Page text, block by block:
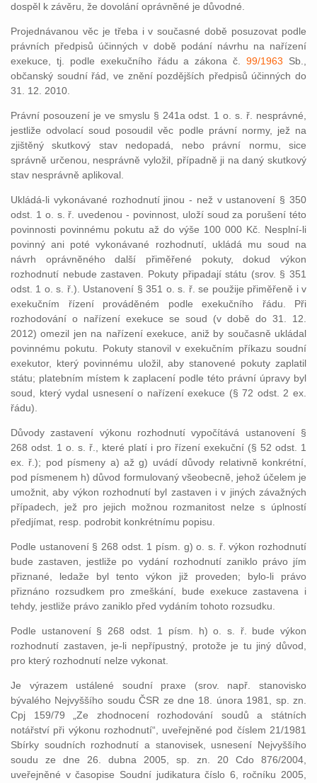
dospěl k závěru, že dovolání oprávněné je důvodné.
Projednávanou věc je třeba i v současné době posuzovat podle
právních předpisů účinných v době podání návrhu na nařízení
exekuce, tj. podle exekučního řádu a zákona č.99/1963 Sb.,
občanský soudní řád, ve znění pozdějších předpisů účinných do
31. 12. 2010.
Právní posouzení je ve smyslu § 241a odst. 1 o. s. ř. nesprávné,
jestliže odvolací soud posoudil věc podle právní normy, jež na
zjištěný skutkový stav nedopadá, nebo právní normu, sice
správně určenou, nesprávně vyložil, případně ji na daný skutkový
stav nesprávně aplikoval.
Ukládá-li vykonávané rozhodnutí jinou - než v ustanovení § 350
odst. 1 o. s. ř. uvedenou - povinnost, uloží soud za porušení této
povinnosti povinnému pokutu až do výše 100 000 Kč. Nesplní-li
povinný ani poté vykonávané rozhodnutí, ukládá mu soud na
návrh oprávněného další přiměřené pokuty, dokud výkon
rozhodnutí nebude zastaven. Pokuty připadají státu (srov. § 351
odst. 1 o. s. ř.). Ustanovení § 351 o. s. ř. se použije přiměřeně i v
exekučním řízení prováděném podle exekučního řádu. Při
rozhodování o nařízení exekuce se soud (v době do 31. 12.
2012) omezil jen na nařízení exekuce, aniž by současně ukládal
povinnému pokutu. Pokuty stanovil v exekučním příkazu soudní
exekutor, který povinnému uložil, aby stanovené pokuty zaplatil
státu; platebním místem k zaplacení podle této právní úpravy byl
soud, který vydal usnesení o nařízení exekuce (§ 72 odst. 2 ex.
řádu).
Důvody zastavení výkonu rozhodnutí vypočítává ustanovení §
268 odst. 1 o. s. ř., které platí i pro řízení exekuční (§ 52 odst. 1
ex. ř.); pod písmeny a) až g) uvádí důvody relativně konkrétní,
pod písmenem h) důvod formulovaný všeobecně, jehož účelem je
umožnit, aby výkon rozhodnutí byl zastaven i v jiných závažných
případech, jež pro jejich možnou rozmanitost nelze s úplností
předjímat, resp. podrobit konkrétnímu popisu.
Podle ustanovení § 268 odst. 1 písm. g) o. s. ř. výkon rozhodnutí
bude zastaven, jestliže po vydání rozhodnutí zaniklo právo jím
přiznané, ledaže byl tento výkon již proveden; bylo-li právo
přiznáno rozsudkem pro zmeškání, bude exekuce zastavena i
tehdy, jestliže právo zaniklo před vydáním tohoto rozsudku.
Podle ustanovení § 268 odst. 1 písm. h) o. s. ř. bude výkon
rozhodnutí zastaven, je-li nepřípustný, protože je tu jiný důvod,
pro který rozhodnutí nelze vykonat.
Je výrazem ustálené soudní praxe (srov. např. stanovisko
bývalého Nejvyššího soudu ČSR ze dne 18. února 1981, sp. zn.
Cpj 159/79 „Ze zhodnocení rozhodování soudů a státních
notářství při výkonu rozhodnutí“, uveřejněné pod číslem 21/1981
Sbírky soudních rozhodnutí a stanovisek, usnesení Nejvyššího
soudu ze dne 26. dubna 2005, sp. zn. 20 Cdo 876/2004,
uveřejněné v časopise Soudní judikatura číslo 6, ročníku 2005,